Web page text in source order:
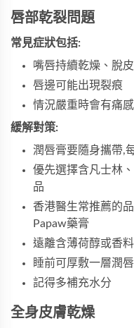
唇部乾裂問題
常見症狀包括:
嘴唇持續乾燥、脫皮
唇邊可能出現裂痕
情況嚴重時會有痛
緩解對策:
潤唇膏要隨身攜帶,
優先選擇含凡士林
品
香港醫生常推薦的
Papaw藥膏
遠離含薄荷醇或香
睡前可厚敷一層潤
記得多補充水分
全身皮膚乾燥